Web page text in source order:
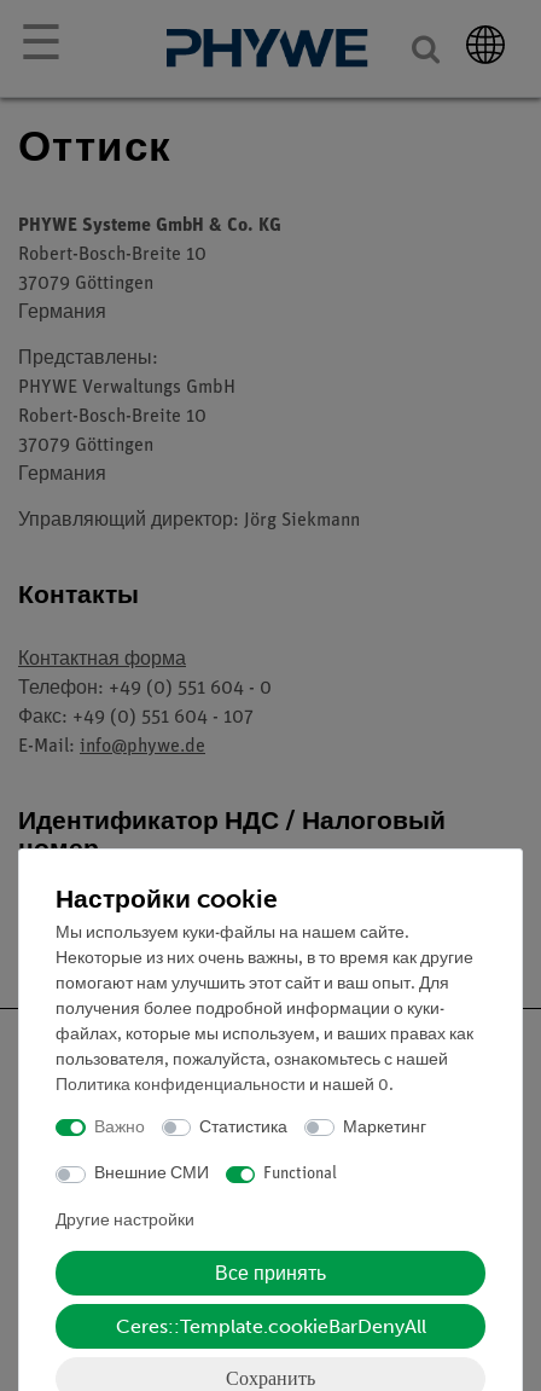
☰
Оттиск
PHYWE Systeme GmbH & Co. KG
Robert-Bosch-Breite 10
37079 Göttingen
Германия
Представлены:
PHYWE Verwaltungs GmbH
Robert-Bosch-Breite 10
37079 Göttingen
Германия
Управляющий директор: Jörg Siekmann
Контакты
Контактная форма
Телефон: +49 (0) 551 604 - 0
Факс: +49 (0) 551 604 - 107
E-Mail: info@phywe.de
Идентификатор НДС / Налоговый
номер
Идентификатор НДС: DE 23 137 75 34
Налоговый номер: 20/201/0540/8
Nach oben
Контактное лицо
Условия сотрудничества
Декларация о конфиденциальности
Настройки cookie
Мы используем куки-файлы на нашем сайте.
Некоторые из них очень важны, в то время как другие
помогают нам улучшить этот сайт и ваш опыт. Для
получения более подробной информации о куки-
файлах, которые мы используем, и ваших правах как
пользователя, пожалуйста, ознакомьтесь с нашей
Политика конфиденциальности и нашей 0.
Важно Статистика Маркетинг
Внешние СМИ Functional
Другие настройки
Все принять
Ceres::Template.cookieBarDenyAll
Сохранить